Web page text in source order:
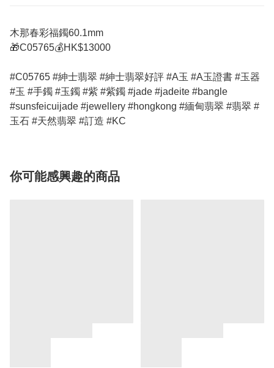
木那春彩福鐲60.1mm
🎁C05765💰HK$13000
#C05765 #紳士翡翠 #紳士翡翠好評 #A玉 #A玉證書 #玉器
#玉 #手鐲 #玉鐲 #紫 #紫鐲 #jade #jadeite #bangle
#sunsfeicuijade #jewellery #hongkong #緬甸翡翠 #翡翠 #
玉石 #天然翡翠 #訂造 #KC
你可能感興趣的商品